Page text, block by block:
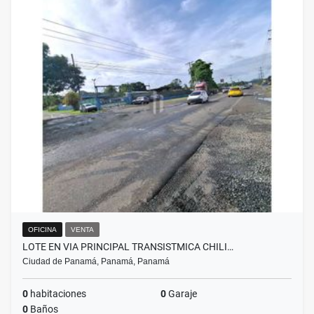
OFICINA VENTA
LOTE EN VIA PRINCIPAL TRANSISTMICA CHILI…
Ciudad de Panamá, Panamá, Panamá
0 habitaciones 0Garaje
0 Baños